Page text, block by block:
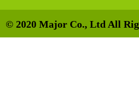
© 2020 Major Co., Ltd All